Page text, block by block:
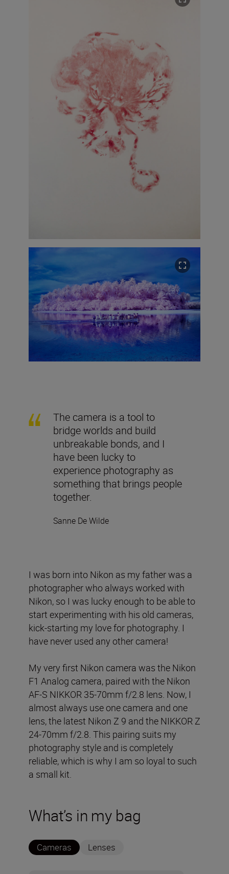
The camera is a tool to
bridge worlds and build
unbreakable bonds, and I
have been lucky to
experience photography as
something that brings people
together.
Sanne De Wilde
I was born into Nikon as my father was a
photographer who always worked with
Nikon, so I was lucky enough to be able to
start experimenting with his old cameras,
kick-starting my love for photography. I
have never used any other camera!
My very first Nikon camera was the Nikon
F1 Analog camera, paired with the Nikon
AF-S NIKKOR 35-70mm f/2.8 lens. Now, I
almost always use one camera and one
lens, the latest Nikon Z 9 and the NIKKOR Z
24-70mm f/2.8. This pairing suits my
photography style and is completely
reliable, which is why I am so loyal to such
a small kit.
What’s in my bag
Cameras Lenses